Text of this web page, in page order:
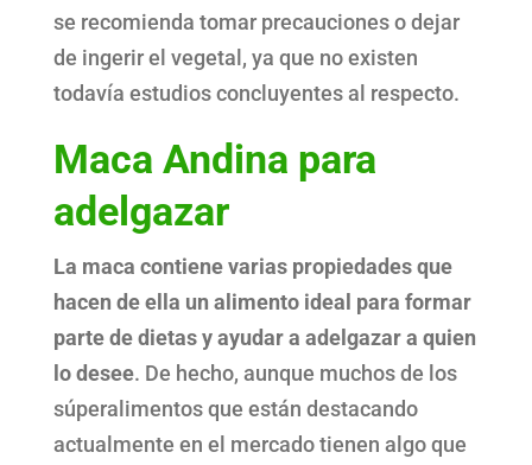
se recomienda tomar precauciones o dejar
de ingerir el vegetal, ya que no existen
todavía estudios concluyentes al respecto.
Maca Andina para
adelgazar
La maca contiene varias propiedades que
hacen de ella un alimento ideal para formar
parte de dietas y ayudar a adelgazar a quien
lo desee. De hecho, aunque muchos de los
súperalimentos que están destacando
actualmente en el mercado tienen algo que